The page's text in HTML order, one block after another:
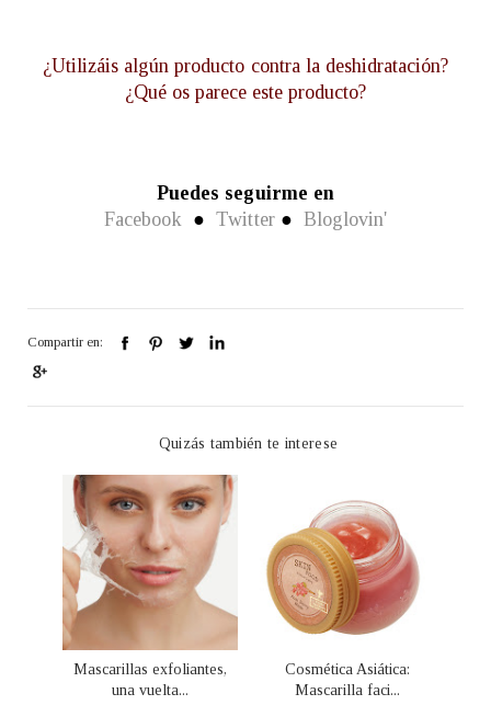
¿Utilizáis algún producto contra la deshidratación?
¿Qué os parece este producto?
Puedes seguirme en
Facebook ● Twitter ● Bloglovin'
Compartir en:
Quizás también te interese
Mascarillas exfoliantes,
una vuelta...
Cosmética Asiática:
Mascarilla faci...